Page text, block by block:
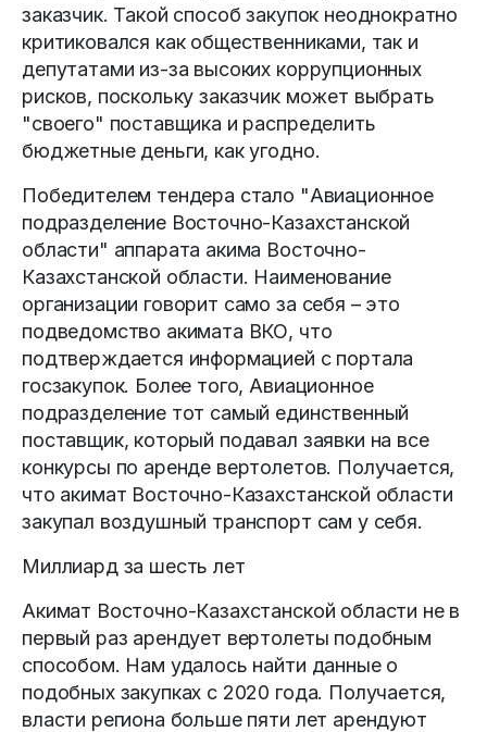
заказчик. Такой способ закупок неоднократно
критиковался как общественниками, так и
депутатами из-за высоких коррупционных
рисков, поскольку заказчик может выбрать
"своего" поставщика и распределить
бюджетные деньги, как угодно.
Победителем тендера стало "Авиационное
подразделение Восточно-Казахстанской
области" аппарата акима Восточно-
Казахстанской области. Наименование
организации говорит само за себя – это
подведомство акимата ВКО, что
подтверждается информацией с портала
госзакупок. Более того, Авиационное
подразделение тот самый единственный
поставщик, который подавал заявки на все
конкурсы по аренде вертолетов. Получается,
что акимат Восточно-Казахстанской области
закупал воздушный транспорт сам у себя.
Миллиард за шесть лет
Акимат Восточно-Казахстанской области не в
первый раз арендует вертолеты подобным
способом. Нам удалось найти данные о
подобных закупках с 2020 года. Получается,
власти региона больше пяти лет арендуют